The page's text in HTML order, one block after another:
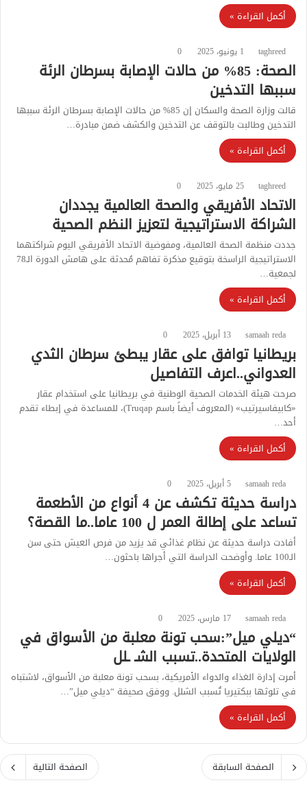
أكمل القراءة »
taghreed 1 يونيو، 2025 0
الصحة: 85% من حالات الإصابة بسرطان الرئة
سببها التدخين
قالت وزارة الصحة والسكان إن 85% من حالات الإصابة بسرطان الرئة سببها
التدخين وطالبت بالتوقف عن التدخين والكشف ضمن مبادرة…
أكمل القراءة »
taghreed 25 مايو، 2025 0
الاتحاد الأفريقي والصحة العالمية يجددان
الشراكة الاستراتيجية لتعزيز النظم الصحية
جددت منظمة الصحة العالمية، ومفوضية الاتحاد الأفريقي اليوم شراكتهما
الاستراتيجية الراسخة بتوقيع مذكرة تفاهم مُحدثة على هامش الدورة الـ78
لجمعية…
أكمل القراءة »
samaah reda 13 أبريل، 2025 0
بريطانيا توافق على عقار يبطئ سرطان الثدي
العدواني..اعرف التفاصيل
صرحت هيئة الخدمات الصحية الوطنية في بريطانيا على استخدام عقار
«كابيفاسيرتيب» (المعروف أيضاً باسم Truqap)، للمساعدة في إبطاء تقدم
أحد…
أكمل القراءة »
samaah reda 5 أبريل، 2025 0
دراسة حديثة تكشف عن 4 أنواع من الأطعمة
تساعد على إطالة العمر ل 100 عاما..ما القصة؟
أفادت دراسة حديثة عن نظام غذائي قد يزيد من فرص العيش حتى سن
الـ100 عاما. وأوضحت الدراسة التي أجراها باحثون…
أكمل القراءة »
samaah reda 17 مارس، 2025 0
“ديلي ميل”:سحب تونة معلبة من الأسواق في
الولايات المتحدة..تسبب الشـ ـلل
أمرت إدارة الغذاء والدواء الأمريكية، بسحب تونة معلبة من الأسواق، لاشتباه
في تلوثها ببكتيريا تُسبب الشلل. ووفق صحيفة “ديلي ميل”…
أكمل القراءة »
الصفحة السابقة الصفحة التالية